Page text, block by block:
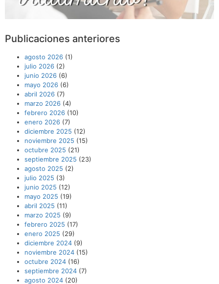
Publicaciones anteriores
agosto 2026 (1)
julio 2026 (2)
junio 2026 (6)
mayo 2026 (6)
abril 2026 (7)
marzo 2026 (4)
febrero 2026 (10)
enero 2026 (7)
diciembre 2025 (12)
noviembre 2025 (15)
octubre 2025 (21)
septiembre 2025 (23)
agosto 2025 (2)
julio 2025 (3)
junio 2025 (12)
mayo 2025 (19)
abril 2025 (11)
marzo 2025 (9)
febrero 2025 (17)
enero 2025 (29)
diciembre 2024 (9)
noviembre 2024 (15)
octubre 2024 (16)
septiembre 2024 (7)
agosto 2024 (20)